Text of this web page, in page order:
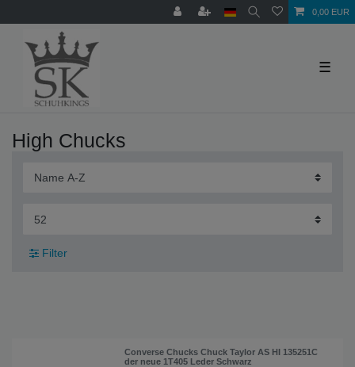
0,00 EUR
☰
High Chucks
Filter
Converse Chucks Chuck Taylor AS HI 135251C
der neue 1T405 Leder Schwarz